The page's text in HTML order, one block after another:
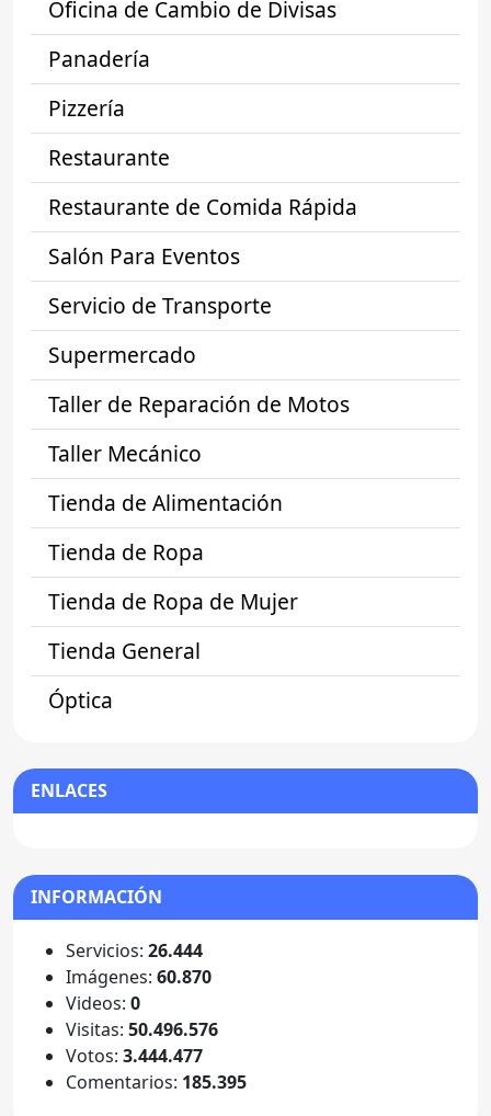
Oficina de Cambio de Divisas
Panadería
Pizzería
Restaurante
Restaurante de Comida Rápida
Salón Para Eventos
Servicio de Transporte
Supermercado
Taller de Reparación de Motos
Taller Mecánico
Tienda de Alimentación
Tienda de Ropa
Tienda de Ropa de Mujer
Tienda General
Óptica
ENLACES
INFORMACIÓN
Servicios: 26.444
Imágenes: 60.870
Videos: 0
Visitas: 50.496.576
Votos: 3.444.477
Comentarios: 185.395